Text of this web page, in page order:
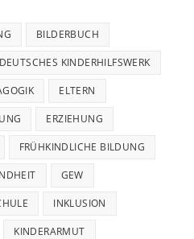
BILDERBUCH
DEUTSCHES KINDERHILFSWERK
ELTERN
ERZIEHUNG
FRÜHKINDLICHE BILDUNG
GEW
INKLUSION
KINDERARMUT